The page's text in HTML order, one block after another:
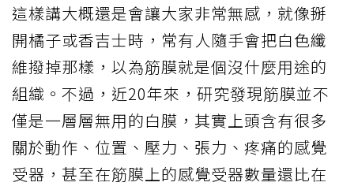
這樣講大概還是會讓大家非常無感，就像掰
開橘子或香吉士時，常有人隨手會把白色纖
維撥掉那樣，以為筋膜就是個沒什麼用途的
組織。不過，近20年來，研究發現筋膜並不
僅是一層層無用的白膜，其實上頭含有很多
關於動作、位置、壓力、張力、疼痛的感覺
受器，甚至在筋膜上的感覺受器數量還比在